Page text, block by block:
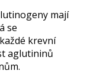
mají
se
krevní
aglutininů